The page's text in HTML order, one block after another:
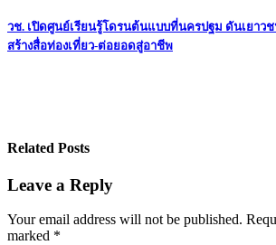
Post
navigation
วช. เปิดศูนย์เรียนรู้โดรนต้นแบบที่นครปฐม ดันเยาว
สร้างสื่อท่องเที่ยว-ต่อยอดสู่อาชีพ
Related Posts
Leave a Reply
Your email address will not be published.
marked *